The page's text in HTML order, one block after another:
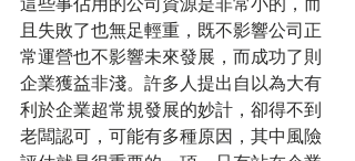
且失敗了也無足輕重，既不影響公司正
常運營也不影響未來發展，而成功了則
企業獲益非淺。許多人提出自以為大有
利於企業超常規發展的妙計，卻得不到
老闆認可，可能有多種原因，其中風險